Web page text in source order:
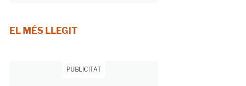
EL MÉS LLEGIT
PUBLICITAT